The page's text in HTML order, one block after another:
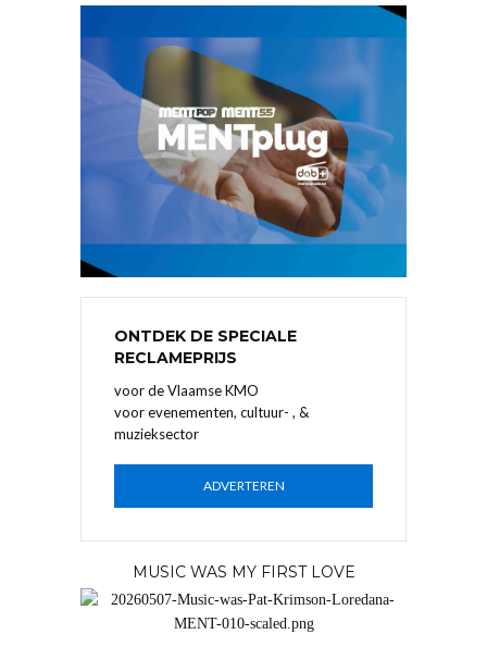
ONTDEK DE SPECIALE
RECLAMEPRIJS
voor de Vlaamse KMO
voor evenementen, cultuur- , &
muzieksector
ADVERTEREN
MUSIC WAS MY FIRST LOVE